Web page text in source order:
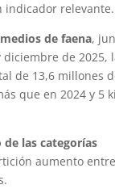
indicador relevante.
de faena,
de 2025,
de 13,6 millones
que en 2024 y 5
las categorías
aumento